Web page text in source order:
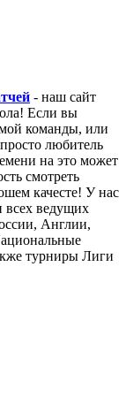
- наш сайт
Если вы
команды, или
любитель
на это может
смотреть
качесте! У нас